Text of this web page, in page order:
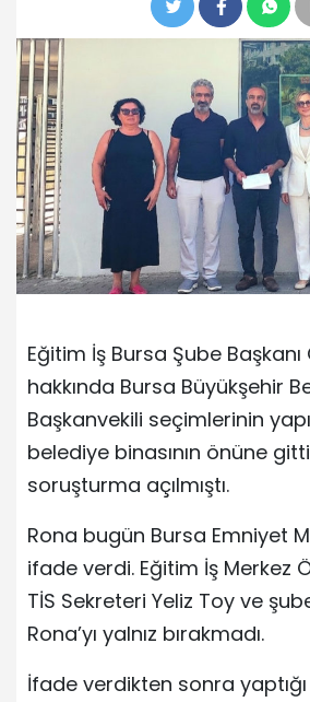
Eğitim İş Bursa Şube
hakkında Bursa Büyükşehir
Başkanvekili seçimlerinin
belediye binasının önüne
soruşturma açılmıştı.
Rona bugün Bursa Emniyet
ifade verdi. Eğitim İş Merkez
TİS Sekreteri Yeliz Toy ve
Rona’yı yalnız bırakmadı.
İfade verdikten sonra